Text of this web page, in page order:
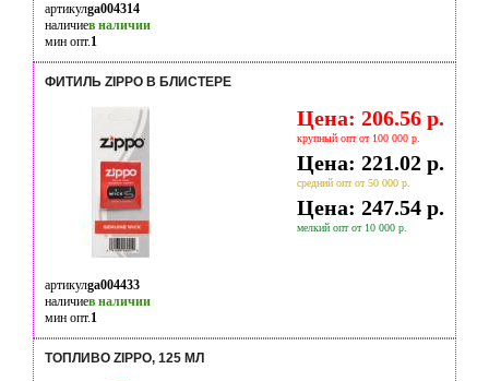
артикулga004314
наличиев наличии
мин опт.1
ФИТИЛЬ ZIPPO В БЛИСТЕРЕ
Цена: 206.56 р.
крупный опт от 100 000 р.
Цена: 221.02 р.
средний опт от 50 000 р.
Цена: 247.54 р.
мелкий опт от 10 000 р.
артикулga004433
наличиев наличии
мин опт.1
ТОПЛИВО ZIPPO, 125 МЛ